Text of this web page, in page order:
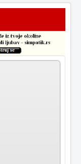
| Registracija